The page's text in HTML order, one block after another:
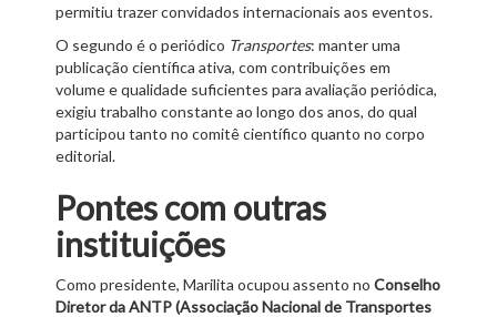
permitiu trazer convidados internacionais aos eventos.
O segundo é o periódico Transportes: manter uma
publicação científica ativa, com contribuições em
volume e qualidade suficientes para avaliação periódica,
exigiu trabalho constante ao longo dos anos, do qual
participou tanto no comitê científico quanto no corpo
editorial.
Pontes com outras
instituições
Como presidente, Marilita ocupou assento no Conselho
Diretor da ANTP (Associação Nacional de Transportes